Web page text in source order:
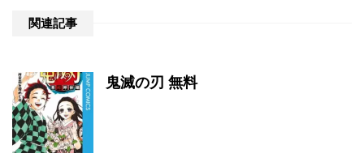
関連記事
鬼滅の刃 無料